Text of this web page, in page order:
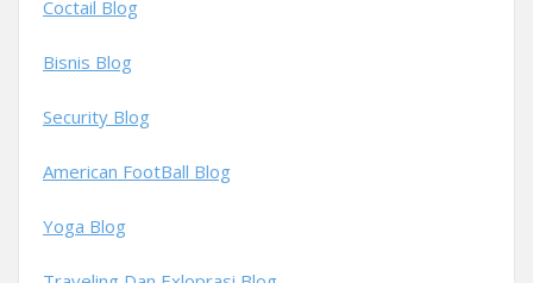
Coctail Blog
Bisnis Blog
Security Blog
American FootBall Blog
Yoga Blog